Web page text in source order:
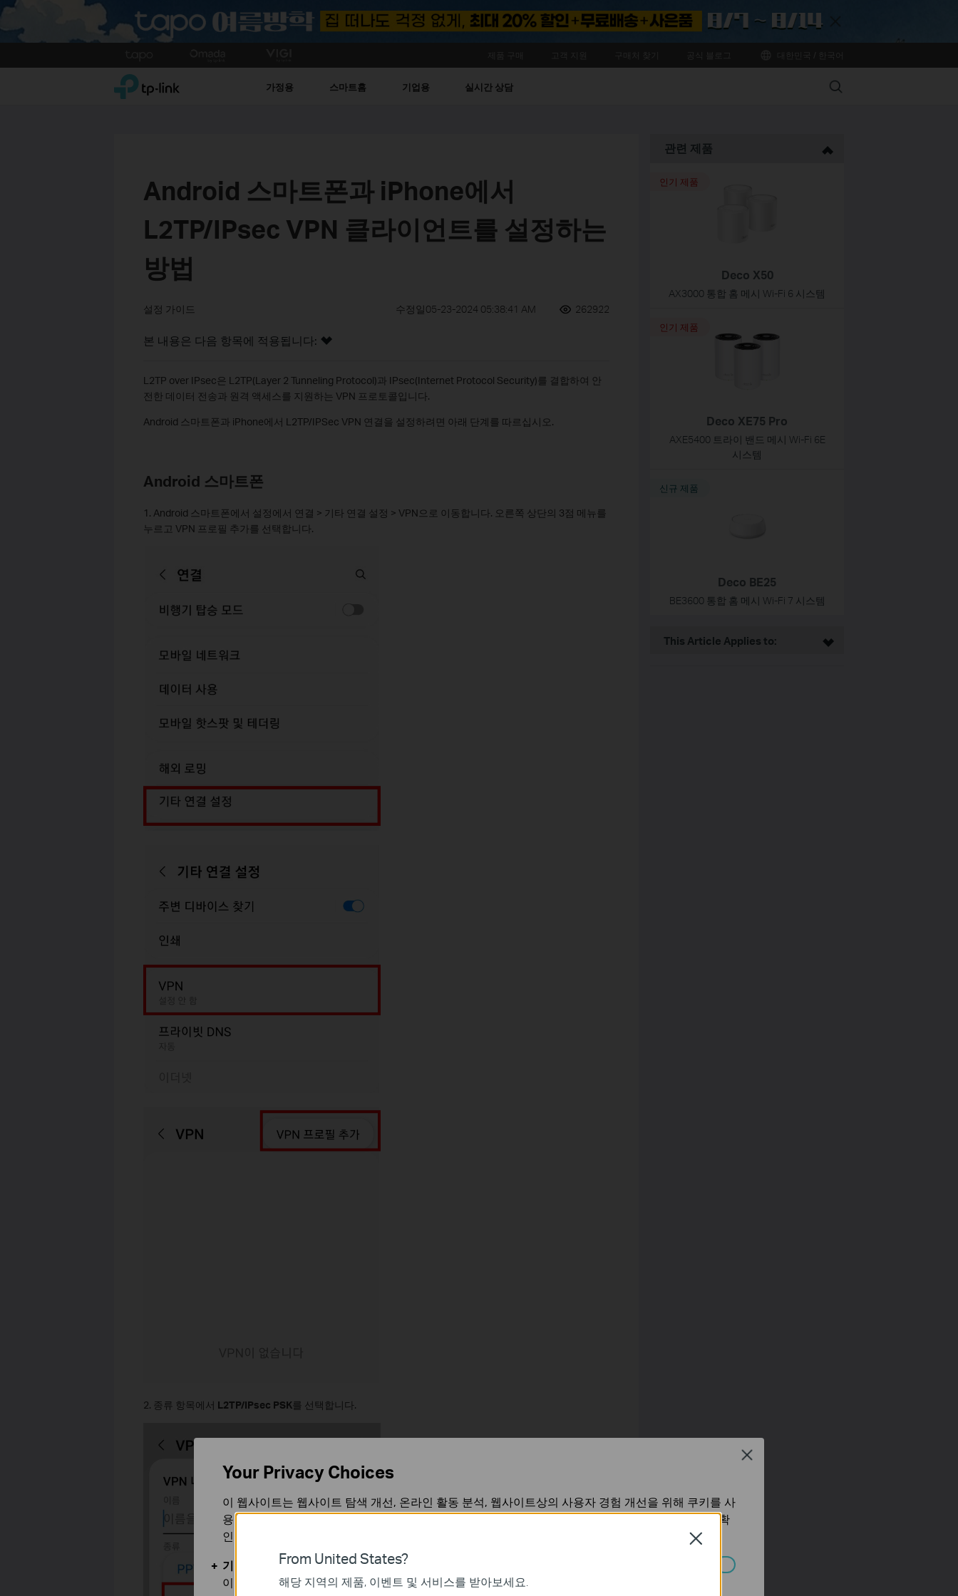
to
TP-Link, Reliably Smart 가정용 스마트홈 기업용 실시간 상담 Search
Android 스마트폰과 iPhone에서
L2TP/IPsec VPN 클라이언트를 설정하는
방법
설정 가이드 수정일05-23-2024 05:38:41 AM 262922
본 내용은 다음 항목에 적용됩니다:
L2TP over IPsec은 L2TP(Layer 2 Tunneling Protocol)과 IPsec(Internet Protocol Security)를 결합하여 안
전한 데이터 전송과 원격 액세스를 지원하는 VPN 프로토콜입니다.
Android 스마트폰과 iPhone에서 L2TP/IPSec VPN 연결을 설정하려면 아래 단계를 따르십시오.
Android 스마트폰
1. Android 스마트폰에서 설정에서 연결 > 기타 연결 설정 > VPN으로 이동합니다. 오른쪽 상단의 3점 메뉴를
누르고 VPN 프로필 추가를 선택합니다.
2. 종류 항목에서 L2TP/IPsec PSK를 선택합니다.
관련 제품
Deco X50
AX3000 통합 홈 메시 Wi-Fi 6 시스템
인기 제품
Deco XE75 Pro
AXE5400 트라이 밴드 메시 Wi-Fi 6E
시스템
인기 제품
Deco BE25
BE3600 통합 홈 메시 Wi-Fi 7 시스템
신규 제품
This Article Applies to:
From United States?
해당 지역의 제품, 이벤트 및 서비스를 받아보세요.
Close
Your Privacy Choices
이 웹사이트는 웹사이트 탐색 개선, 온라인 활동 분석, 웹사이트상의 사용자 경험 개선을 위해 쿠키를 사
용합니다. 귀하는 언제든지 쿠키 사용을 거부할 수 있습니다. 자세한 내용은개인정보 처리방침에서 확
인할 수 있습니다.
기본 쿠키
이 쿠키는 웹사이트가 작동하는 데 필요하며 사용자의 시스템에서 비활성화할 수 없습니다.
Close